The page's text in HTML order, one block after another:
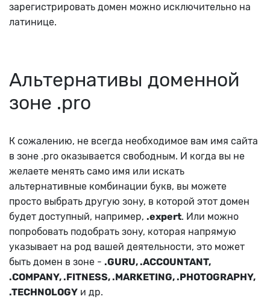
зарегистрировать домен можно исключительно на
латинице.
Альтернативы доменной
зоне .pro
К сожалению, не всегда необходимое вам имя сайта
в зоне .pro оказывается свободным. И когда вы не
желаете менять само имя или искать
альтернативные комбинации букв, вы можете
просто выбрать другую зону, в которой этот домен
будет доступный, например, .expert. Или можно
попробовать подобрать зону, которая напрямую
указывает на род вашей деятельности, это может
быть домен в зоне - .GURU, .ACCOUNTANT,
.COMPANY, .FITNESS, .MARKETING, .PHOTOGRAPHY,
.TECHNOLOGY и др.